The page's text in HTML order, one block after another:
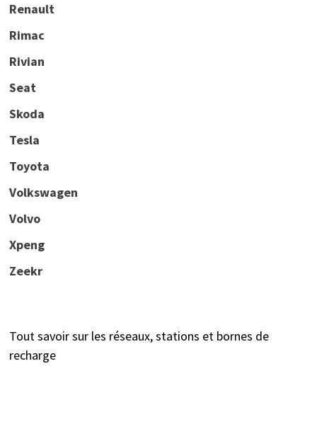
Renault
Rimac
Rivian
Seat
Skoda
Tesla
Toyota
Volkswagen
Volvo
Xpeng
Zeekr
Tout savoir sur les réseaux, stations et bornes de
recharge